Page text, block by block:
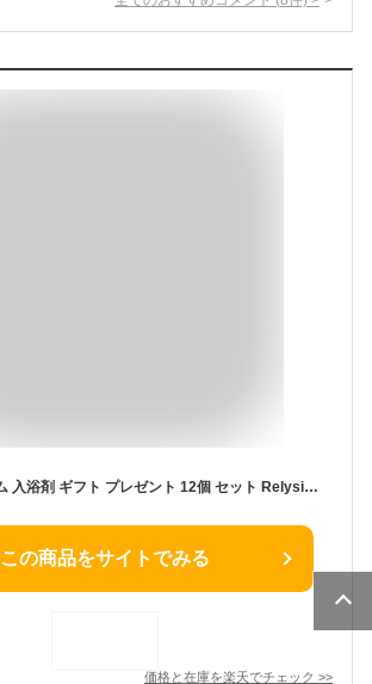
★ 大人気 バスボム 入浴剤 ギフト プレゼント 12個 セット Relysia 詰め合わせ 炭酸 かわいい バスボール ソルト 女性 カラフル サプライズ 雑貨 可愛い 妻 母 誕生日 女の子 彼女 誕生日プレゼント 女性 花以外 彼女 人気 3000円以下 送り物 ハロウィン
この商品をサイトでみる
価格と在庫を楽天でチェック >>